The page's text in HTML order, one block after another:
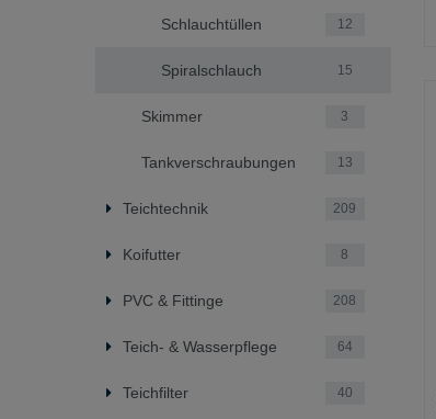
Schlauchtüllen 12
Spiralschlauch 15
Skimmer 3
Tankverschraubungen 13
Teichtechnik 209
Koifutter 8
PVC & Fittinge 208
Teich- & Wasserpflege 64
Teichfilter 40